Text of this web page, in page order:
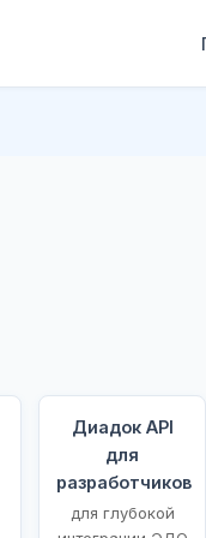
Диадок API
для
разработчиков
для глубокой